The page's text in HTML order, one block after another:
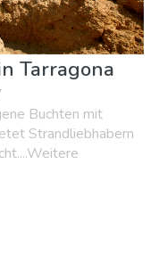
Tarragona
Buchten mit
Strandliebhabern